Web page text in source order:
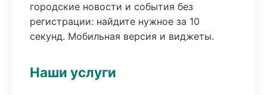
городские новости и события без
регистрации: найдите нужное за 10
секунд. Мобильная версия и виджеты.
Наши услуги